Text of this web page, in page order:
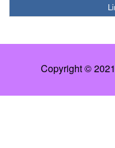
Copyright ©